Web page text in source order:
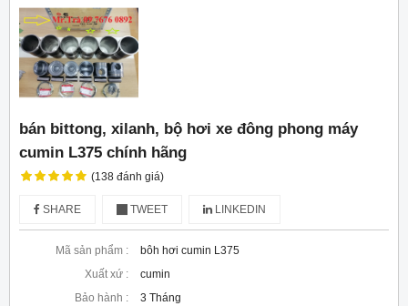
bán bittong, xilanh, bộ hơi xe đông phong máy
cumin L375 chính hãng
(138 đánh giá)
SHARE TWEET LINKEDIN
Mã sản phẩm :
bôh hơi cumin L375
Xuất xứ :
cumin
Bảo hành :
3 Tháng